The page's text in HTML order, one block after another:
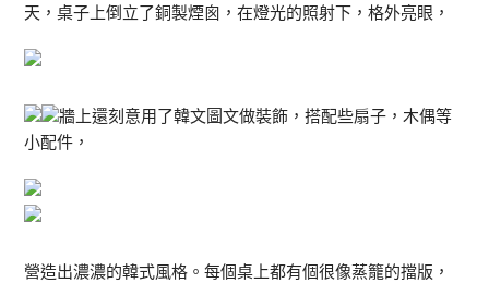
天，桌子上倒立了銅製煙囪，在燈光的照射下，格外亮眼，
牆上還刻意用了韓文圖文做裝飾，搭配些扇子，木偶等
小配件，
營造出濃濃的韓式風格。每個桌上都有個很像蒸籠的擋版，